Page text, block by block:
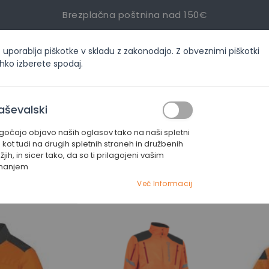
objavo naših oglasov tako na naši spletni
kot tudi na drugih spletnih straneh in družbenih
in sicer tako, da so ti prilagojeni vašim
Več Informacij
piškotke v skladu z zakonodajo. Z obveznimi piškotki
izberete spodaj.
Brezplačna poštnina nad 150€
SERVIS KONTAKT
jakne
smer